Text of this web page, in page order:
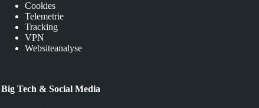
Cookies
Telemetrie
Tracking
VPN
Websiteanalyse
Big Tech & Social Media